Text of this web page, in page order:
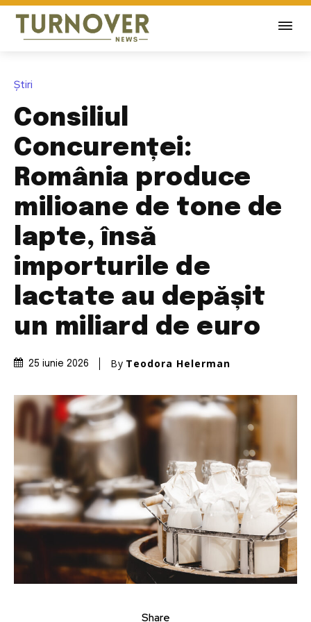
Știri
Consiliul
Concurenței:
România produce
milioane de tone de
lapte, însă
importurile de
lactate au depășit
un miliard de euro
25 iunie 2026 By Teodora Helerman
Share